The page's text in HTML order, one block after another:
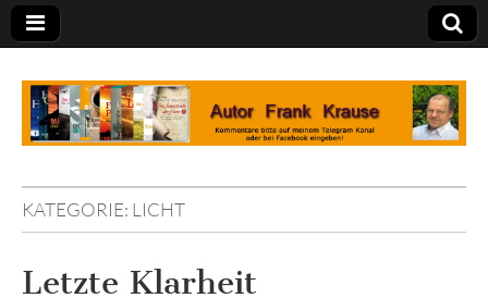
Tagebuch
KATEGORIE: LICHT
Letzte Klarheit